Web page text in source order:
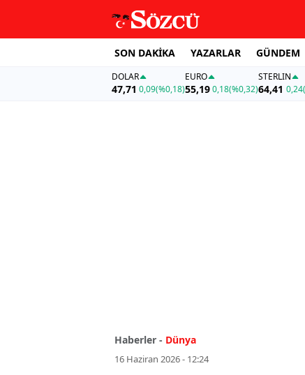
SON DAKİKA YAZARLAR GÜNDEM
DOLAR
47,71 0,09(%0,18)
EURO
55,19 0,18(%0,32)
STERLIN
64,41 0,24
Haberler - Dünya
16 Haziran 2026 - 12:24